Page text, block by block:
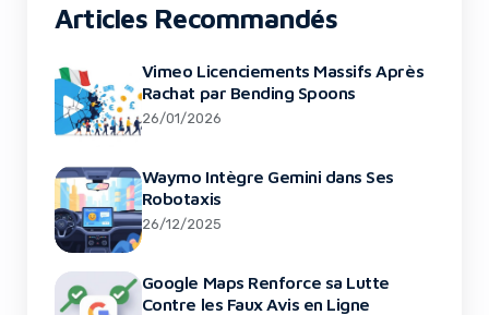
Articles Recommandés
Vimeo Licenciements Massifs Après
Rachat par Bending Spoons
26/01/2026
Waymo Intègre Gemini dans Ses
Robotaxis
26/12/2025
Google Maps Renforce sa Lutte
Contre les Faux Avis en Ligne